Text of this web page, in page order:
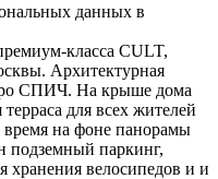
данных в
класса CULT,
Архитектурная
СПИЧ. На крыше дома
для всех жителей
время на фоне панорамы
подземный паркинг,
хранения велосипедов и и